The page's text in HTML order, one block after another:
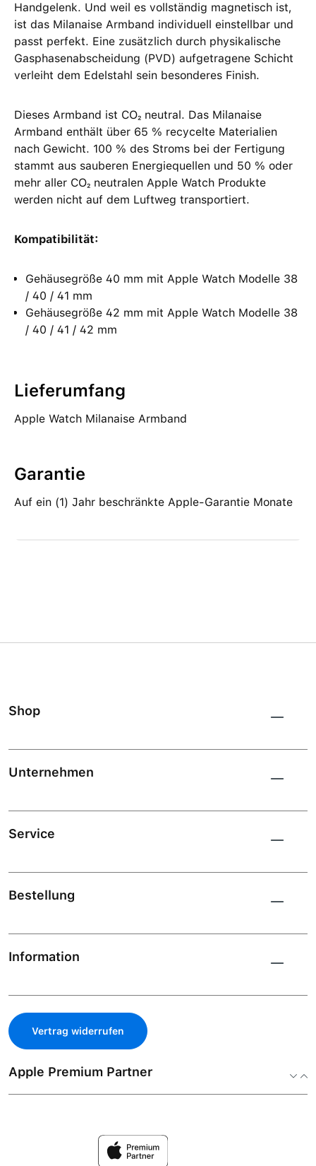
Handgelenk. Und weil es vollständig magnetisch ist,
ist das Milanaise Armband individuell einstellbar und
passt perfekt. Eine zusätzlich durch physikalische
Gasphasenabscheidung (PVD) aufgetragene Schicht
verleiht dem Edelstahl sein besonderes Finish.
Dieses Armband ist CO₂ neutral. Das Milanaise
Armband enthält über 65 % recycelte Materialien
nach Gewicht. 100 % des Stroms bei der Fertigung
stammt aus sauberen Energiequellen und 50 % oder
mehr aller CO₂ neutralen Apple Watch Produkte
werden nicht auf dem Luftweg transportiert.
Kompatibilität:
Gehäusegröße 40 mm mit Apple Watch Modelle 38
/ 40 / 41 mm
Gehäusegröße 42 mm mit Apple Watch Modelle 38
/ 40 / 41 / 42 mm
Lieferumfang
Apple Watch Milanaise Armband
Garantie
Auf ein (1) Jahr beschränkte Apple-Garantie Monate
Shop
Unternehmen
Service
Bestellung
Information
Vertrag widerrufen
Apple Premium Partner